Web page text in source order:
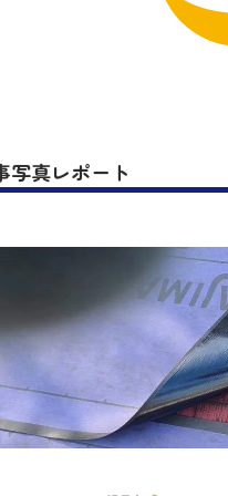
写真レポート